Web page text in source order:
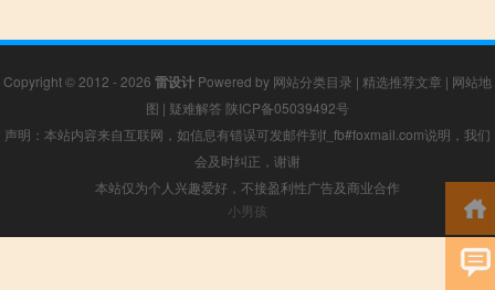
Copyright © 2012 - 2026 雷设计 Powered by 网站分类目录 | 精选推荐文章 | 网站地
图 | 疑难解答 陕ICP备05039492号
声明：本站内容来自互联网，如信息有错误可发邮件到f_fb#foxmail.com说明，我们
会及时纠正，谢谢
本站仅为个人兴趣爱好，不接盈利性广告及商业合作
小男孩